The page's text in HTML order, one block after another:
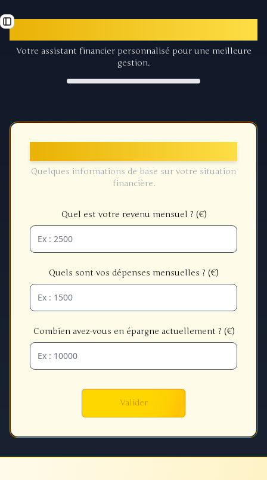
Toggle Sidebar
Votre assistant financier personnalisé pour une meilleure
gestion.
Quelques informations de base sur votre situation
financière.
Quel est votre revenu mensuel ? (€)
Quels sont vos dépenses mensuelles ? (€)
Combien avez-vous en épargne actuellement ? (€)
Valider